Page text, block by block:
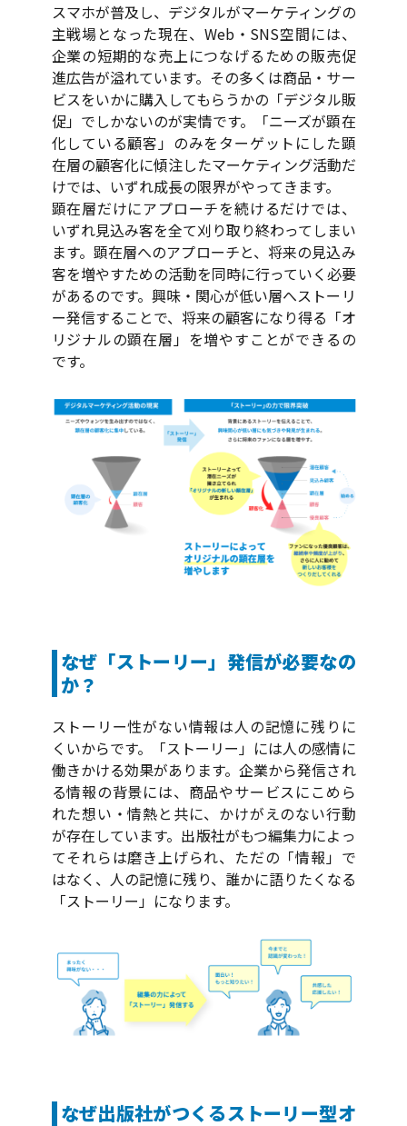
スマホが普及し、デジタルがマーケティングの
主戦場となった現在、Web・SNS空間には、
企業の短期的な売上につなげるための販売促
進広告が溢れています。その多くは商品・サー
ビスをいかに購入してもらうかの「デジタル販
促」でしかないのが実情です。「ニーズが顕在
化している顧客」のみをターゲットにした顕
在層の顧客化に傾注したマーケティング活動だ
けでは、いずれ成長の限界がやってきます。
顕在層だけにアプローチを続けるだけでは、
いずれ見込み客を全て刈り取り終わってしまい
ます。顕在層へのアプローチと、将来の見込み
客を増やすための活動を同時に行っていく必要
があるのです。興味・関心が低い層へストーリ
ー発信することで、将来の顧客になり得る「オ
リジナルの顕在層」を増やすことができるの
です。
なぜ「ストーリー」発信が必要なの
か？
ストーリー性がない情報は人の記憶に残りに
くいからです。「ストーリー」には人の感情に
働きかける効果があります。企業から発信され
る情報の背景には、商品やサービスにこめら
れた想い・情熱と共に、かけがえのない行動
が存在しています。出版社がもつ編集力によっ
てそれらは磨き上げられ、ただの「情報」で
はなく、人の記憶に残り、誰かに語りたくなる
「ストーリー」になります。
なぜ出版社がつくるストーリー型オ